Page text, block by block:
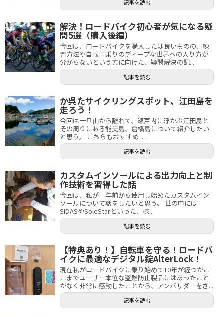
記事を読む
解決！ロードバイク初心者が気になる疑
問5選（購入後編）
今回は、ロードバイクを購入したは良いものの、練
習方法や自転車乗りのディープな世界への入り方が
分からないという方に向けた、疑問解決の記...
記事を読む
か呉たサイクリングスポット、江田島を
走ろう！
今回は一旦山から離れて、瀬戸内に浮かぶ江田島と
その周りにある能美島、倉橋島について紹介したい
と思う。 こちらもおすすめ ...
記事を読む
カスタムインソールによる出力向上と制
作技術を習得した話
今回は、私が一年前から使用し始めたカスタムイン
ソールについて話をしたいと思う。 世の中には
SIDASやSoleStarといった、様...
記事を読む
【特典あり！】自転車を守る！ロードバ
イクに最適なデジタル錠AlterLock！
現在私がロードバイクに乗り始めて10年が経つがこ
こまでユーザー本位な盗難防止製品にはあったこと
がなく非常に感動したことから、アンバサダーをさ...
記事を読む